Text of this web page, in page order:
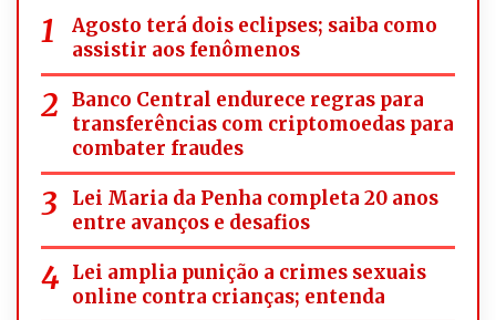
Agosto terá dois eclipses; saiba como
assistir aos fenômenos
Banco Central endurece regras para
transferências com criptomoedas para
combater fraudes
Lei Maria da Penha completa 20 anos
entre avanços e desafios
Lei amplia punição a crimes sexuais
online contra crianças; entenda